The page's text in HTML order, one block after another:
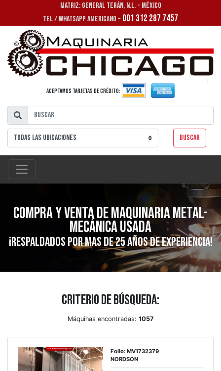
MATRIZ: GENERAL TERÁN, N.L. - MÉXICO
TEL / WHATSAPP AMERICANO - 001 312 287 7457
Aceptamos tarjetas de crédito:
Buscar
Compra y venta de maquinaria metal-
mecánica usada
¡Respaldados por mas de 25 años de experiencia!
Criterio de búsqueda:
Máquinas encontradas: 1057
Folio: MV1732379
NORDSON